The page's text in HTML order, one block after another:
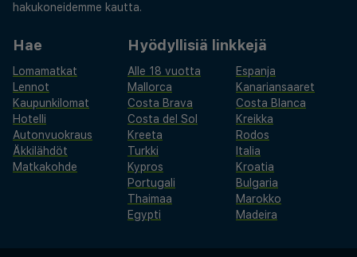
hakukoneidemme kautta.
Hae
Lomamatkat
Lennot
Kaupunkilomat
Hotelli
Autonvuokraus
Äkkilähdöt
Matkakohde
Hyödyllisiä linkkejä
Alle 18 vuotta
Espanja
Mallorca
Kanariansaaret
Costa Brava
Costa Blanca
Costa del Sol
Kreikka
Kreeta
Rodos
Turkki
Italia
Kypros
Kroatia
Portugali
Bulgaria
Thaimaa
Marokko
Egypti
Madeira